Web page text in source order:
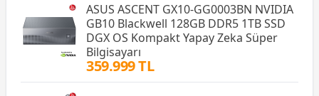
ASUS ASCENT GX10-GG0003BN NVIDIA
GB10 Blackwell 128GB DDR5 1TB SSD
DGX OS Kompakt Yapay Zeka Süper
Bilgisayarı
359.999 TL